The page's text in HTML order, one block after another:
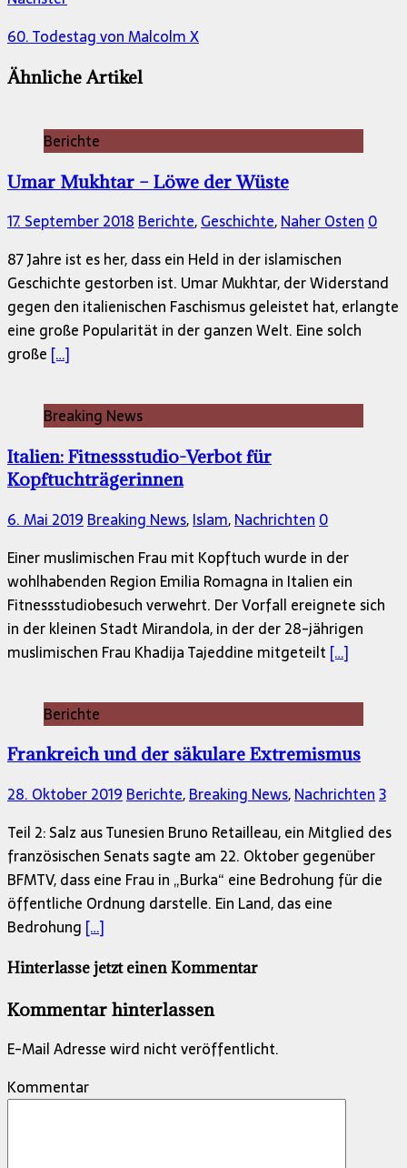
60. Todestag von Malcolm X
Ähnliche Artikel
Berichte
Umar Mukhtar – Löwe der Wüste
17. September 2018Berichte,Geschichte,Naher Osten0
87 Jahre ist es her, dass ein Held in der islamischen
Geschichte gestorben ist. Umar Mukhtar, der Widerstand
gegen den italienischen Faschismus geleistet hat, erlangte
eine große Popularität in der ganzen Welt. Eine solch
große […]
Breaking News
Italien: Fitnessstudio-Verbot für
Kopftuchträgerinnen
6. Mai 2019 Breaking News,Islam,Nachrichten 0
Einer muslimischen Frau mit Kopftuch wurde in der
wohlhabenden Region Emilia Romagna in Italien ein
Fitnessstudiobesuch verwehrt. Der Vorfall ereignete sich
in der kleinen Stadt Mirandola, in der der 28-jährigen
muslimischen Frau Khadija Tajeddine mitgeteilt […]
Berichte
Frankreich und der säkulare Extremismus
28. Oktober 2019 Berichte,Breaking News,Nachrichten3
Teil 2: Salz aus Tunesien Bruno Retailleau, ein Mitglied des
französischen Senats sagte am 22. Oktober gegenüber
BFMTV, dass eine Frau in „Burka“ eine Bedrohung für die
öffentliche Ordnung darstelle. Ein Land, das eine
Bedrohung […]
Hinterlasse jetzt einen Kommentar
Kommentar hinterlassen
E-Mail Adresse wird nicht veröffentlicht.
Kommentar